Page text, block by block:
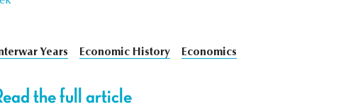
Years Economic History Economics
the full article